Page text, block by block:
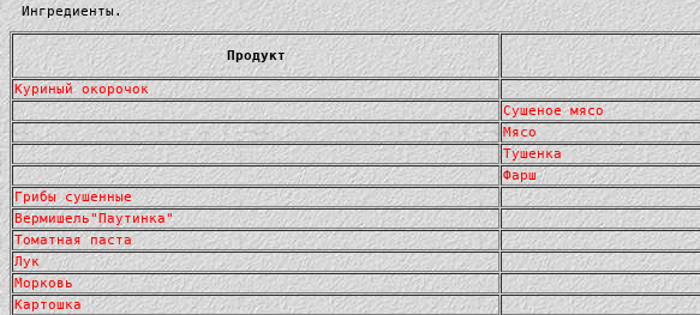
Ингредиенты.
Продукт
Куриный окорочок
Сушеное мясо
Мясо
Тушенка
Фарш
Грибы сушенные
Вермишель"Паутинка"
Томатная паста
Лук
Морковь
Картошка